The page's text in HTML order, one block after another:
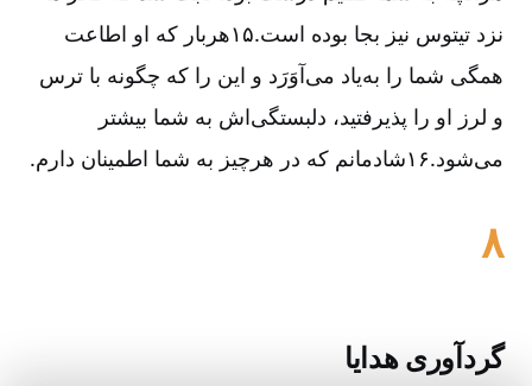
نزد تیتوس نیز بجا بوده است.۱۵هر‌بار که او اطاعت
همگی شما را به‌یاد می‌آوَرَد و این را که چگونه با ترس
و لرز او را پذیرفتید، دلبستگی‌اش به شما بیشتر
می‌شود.۱۶شادمانم که در هر‌چیز به شما اطمینان دارم.
۸
گردآوری هدایا